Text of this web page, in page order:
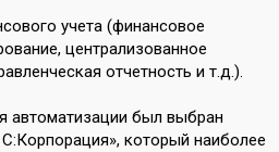
учета (финансовое
централизованное
отчетность и т.д.).
автоматизации был выбран
который наиболее